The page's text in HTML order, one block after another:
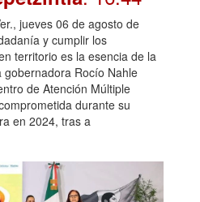
jueves 06 de agosto de
y cumplir los
territorio es la esencia de la
Rocío Nahle
de Atención Múltiple
durante su
en 2024, tras a